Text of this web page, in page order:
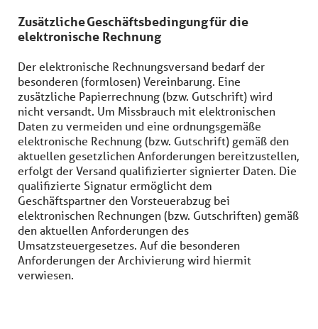
Zusätzliche Geschäftsbedingung für die
elektronische Rechnung
Der elektronische Rechnungsversand bedarf der
besonderen (formlosen) Vereinbarung. Eine
zusätzliche Papierrechnung (bzw. Gutschrift) wird
nicht versandt. Um Missbrauch mit elektronischen
Daten zu vermeiden und eine ordnungsgemäße
elektronische Rechnung (bzw. Gutschrift) gemäß den
aktuellen gesetzlichen Anforderungen bereitzustellen,
erfolgt der Versand qualifizierter signierter Daten. Die
qualifizierte Signatur ermöglicht dem
Geschäftspartner den Vorsteuerabzug bei
elektronischen Rechnungen (bzw. Gutschriften) gemäß
den aktuellen Anforderungen des
Umsatzsteuergesetzes. Auf die besonderen
Anforderungen der Archivierung wird hiermit
verwiesen.